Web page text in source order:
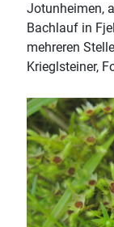
Jotunheimen,
Bachlauf in
mehreren
Krieglsteiner,